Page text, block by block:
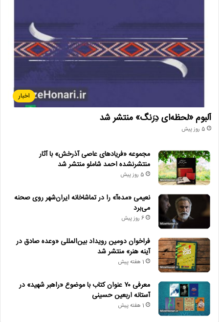
اخبار
آلبوم «لحظه‌ای دِرَنگ» منتشر شد
5 روز پیش
مجموعه «فریادهای عاصی آذرخش» با آثار
منتشرنشده احمد شاملو منتشر شد
5 روز پیش
نعیمی «مده‌آ» را در تماشاخانه ایران‌شهر روی صحنه
می‌برد
6 روز پیش
فراخوان دومین رویداد بین‌المللی «وعده صادق در
آینه هنر» منتشر شد
1 هفته پیش
معرفی ۷۰ عنوان کتاب با موضوع «راهبر شهید» در
آستانه اربعین حسینی
1 هفته پیش